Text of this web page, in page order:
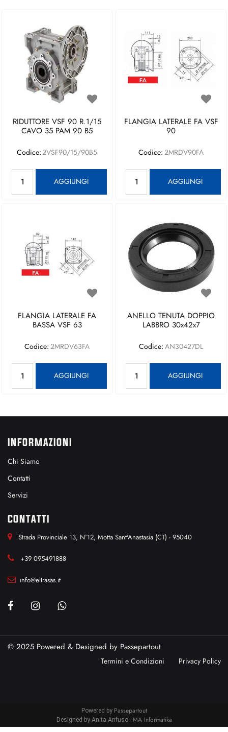
RIDUTTORE VSF 90 R.1/15
CAVO 35 PAM 90 B5
Codice:2VSF90/15/90B5
AGGIUNGI
FLANGIA LATERALE FA VSF
90
Codice: 2MRDV90FA
AGGIUNGI
FLANGIA LATERALE FA
BASSA VSF 63
Codice: 2MRDV63FA
AGGIUNGI
ANELLO TENUTA DOPPIO
LABBRO 30x42x7
Codice: AN30427DL
AGGIUNGI
INFORMAZIONI
Chi Siamo
Contatti
Servizi
CONTATTI
Strada Provinciale 13, N°12, Motta Sant'Anastasia (CT) - 95040
+39 095491888
info@eltrasas.it
© 2025 Powered & Designed by Passepartout
Termini e Condizioni Privacy Policy
Powered by Passepartout
Designed by Anita Anfuso - MA Informatika